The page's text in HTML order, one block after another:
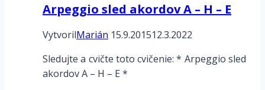
e1“
Arpeggio sled akordov A – H – E
VytvorilMarián 15.9.201512.3.2022
Sledujte a cvičte toto cvičenie: * Arpeggio sled
akordov A – H – E *